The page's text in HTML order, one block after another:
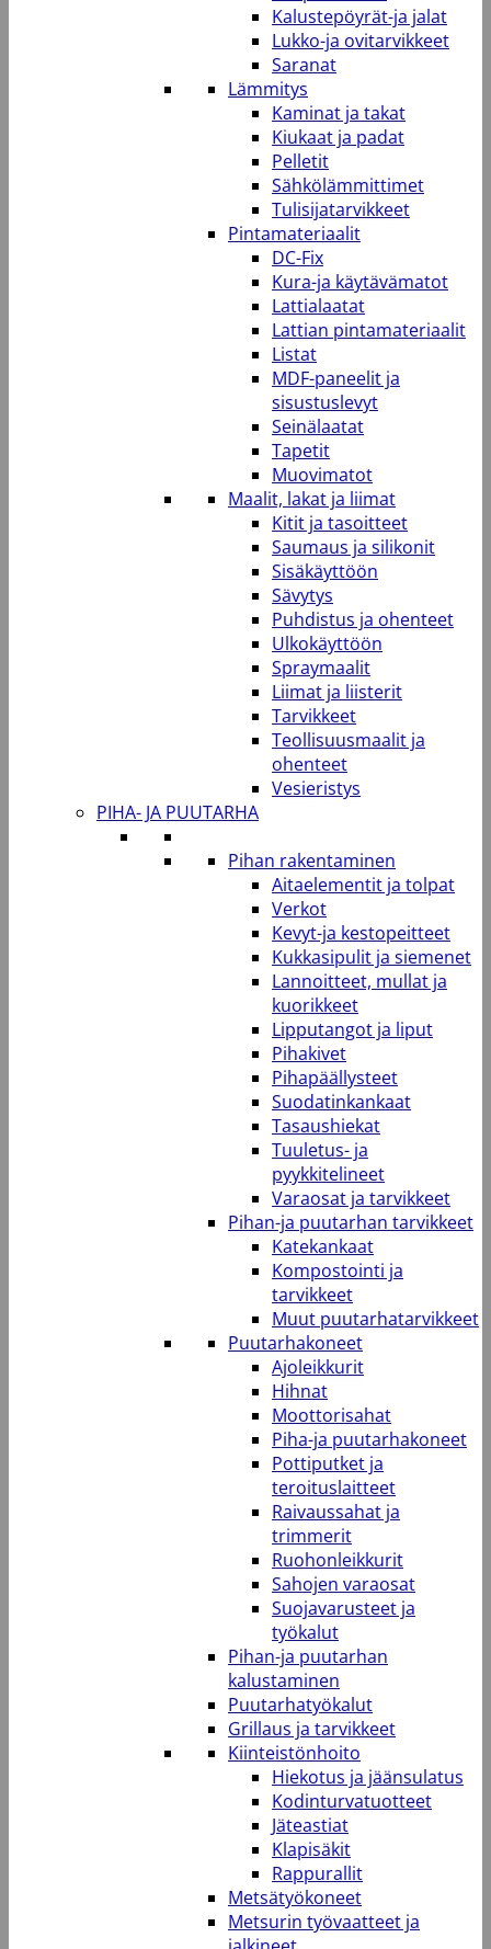
Kalustepöyrät-ja jalat
Lukko-ja ovitarvikkeet
Saranat
Lämmitys
Kaminat ja takat
Kiukaat ja padat
Pelletit
Sähkölämmittimet
Tulisijatarvikkeet
Pintamateriaalit
DC-Fix
Kura-ja käytävämatot
Lattialaatat
Lattian pintamateriaalit
Listat
MDF-paneelit ja
sisustuslevyt
Seinälaatat
Tapetit
Muovimatot
Maalit, lakat ja liimat
Kitit ja tasoitteet
Saumaus ja silikonit
Sisäkäyttöön
Sävytys
Puhdistus ja ohenteet
Ulkokäyttöön
Spraymaalit
Liimat ja liisterit
Tarvikkeet
Teollisuusmaalit ja
ohenteet
Vesieristys
PIHA- JA PUUTARHA
Pihan rakentaminen
Aitaelementit ja tolpat
Verkot
Kevyt-ja kestopeitteet
Kukkasipulit ja siemenet
Lannoitteet, mullat ja
kuorikkeet
Lipputangot ja liput
Pihakivet
Pihapäällysteet
Suodatinkankaat
Tasaushiekat
Tuuletus- ja
pyykkitelineet
Varaosat ja tarvikkeet
Pihan-ja puutarhan tarvikkeet
Katekankaat
Kompostointi ja
tarvikkeet
Muut puutarhatarvikkeet
Puutarhakoneet
Ajoleikkurit
Hihnat
Moottorisahat
Piha-ja puutarhakoneet
Pottiputket ja
teroituslaitteet
Raivaussahat ja
trimmerit
Ruohonleikkurit
Sahojen varaosat
Suojavarusteet ja
työkalut
Pihan-ja puutarhan
kalustaminen
Puutarhatyökalut
Grillaus ja tarvikkeet
Kiinteistönhoito
Hiekotus ja jäänsulatus
Kodinturvatuotteet
Jäteastiat
Klapisäkit
Rappurallit
Metsätyökoneet
Metsurin työvaatteet ja